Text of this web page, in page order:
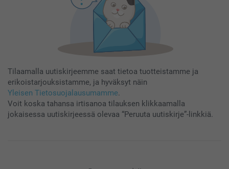
Tilaamalla uutiskirjeemme saat tietoa tuotteistamme ja
erikoistarjouksistamme, ja hyväksyt näin
Yleisen Tietosuojalausumamme.
Voit koska tahansa irtisanoa tilauksen klikkaamalla
jokaisessa uutiskirjeessä olevaa “Peruuta uutiskirje”-linkkiä.